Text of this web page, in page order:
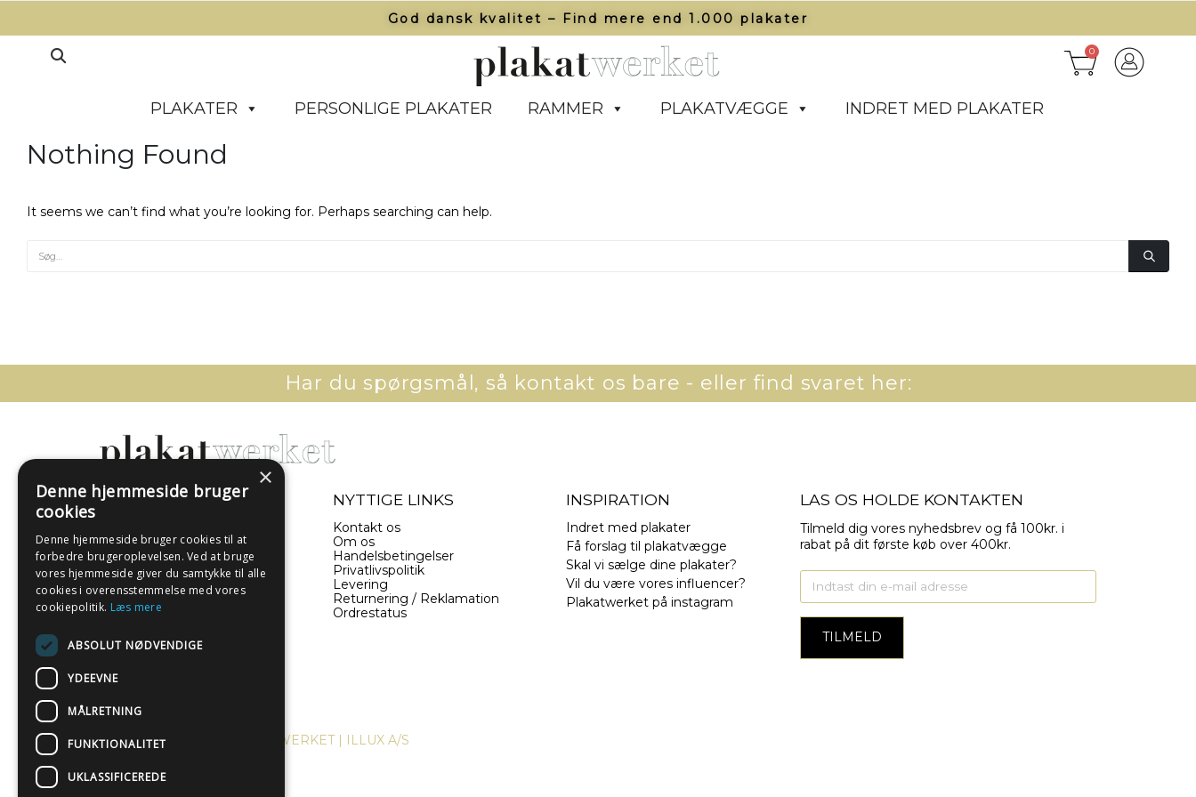
God dansk kvalitet – Find mere end 1.000 plakater​
0
PLAKATER PERSONLIGE PLAKATER RAMMER PLAKATVÆGGE INDRET MED PLAKATER
Nothing Found
It seems we can’t find what you’re looking for. Perhaps searching can help.
Har du spørgsmål, så kontakt os bare - eller find svaret her:
- EN DEL AF ILLUX A/S
8660 Skanderborg
Danmark
(+45) 52 340 440
NYTTIGE LINKS
Kontakt os
Om os
Handelsbetingelser
Privatlivspolitik
Levering
Returnering / Reklamation
Ordrestatus
INSPIRATION
Indret med plakater
Få forslag til plakatvægge
Skal vi sælge dine plakater?
Vil du være vores influencer?
Plakatwerket på instagram
LAS OS HOLDE KONTAKTEN
Tilmeld dig vores nyhedsbrev og få 100kr. i
rabat på dit første køb over 400kr.
COPYRIGHT © 2024, PLAKATWERKET | ILLUX A/S
×
Denne hjemmeside bruger
cookies
Denne hjemmeside bruger cookies til at
forbedre brugeroplevelsen. Ved at bruge
vores hjemmeside giver du samtykke til alle
cookies i overensstemmelse med vores
cookiepolitik. Læs mere
ABSOLUT NØDVENDIGE
YDEEVNE
MÅLRETNING
FUNKTIONALITET
UKLASSIFICEREDE